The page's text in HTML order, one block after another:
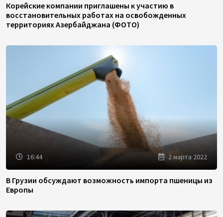
Корейские компании приглашены к участию в
восстановительных работах на освобожденных
территориях Азербайджана (ФОТО)
16:44 2 марта 2022
В Грузии обсуждают возможность импорта пшеницы из
Европы